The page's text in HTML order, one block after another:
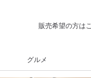
販売希望の方は
グルメ